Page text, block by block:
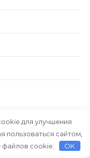
Themes
для улучшения
пользоваться сайтом,
файлов cookie.
OK